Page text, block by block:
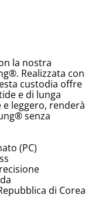
la nostra
Realizzata con
custodia offre
e di lunga
leggero, renderà
senza
(PC)
di Corea